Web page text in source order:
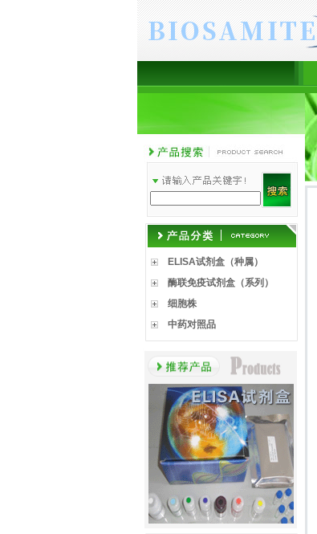
ELISA试剂盒（种属）
酶联免疫试剂盒（系列）
细胞株
中药对照品